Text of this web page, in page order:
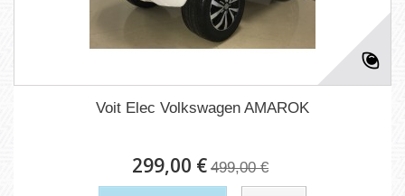
Voit Elec Volkswagen AMAROK
299,00 € 499,00 €